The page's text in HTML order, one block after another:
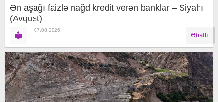
Ən aşağı faizlə nağd kredit verən banklar – Siyahı
(Avqust)
07.08.2026
Ətraflı